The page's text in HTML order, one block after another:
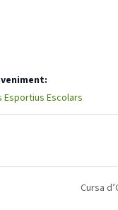
Esportius Escolars
Cursa